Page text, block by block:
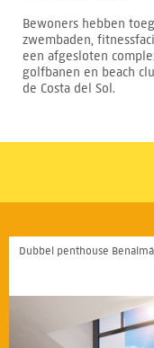
Bewoners hebben
zwembaden,
een afgesloten
golfbanen en beach
de Costa del Sol.
Dubbel penthouse